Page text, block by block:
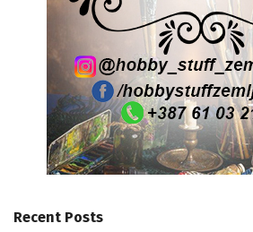
Recent Posts